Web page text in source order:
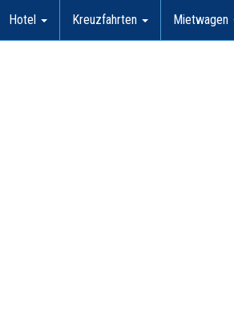
Hotel Kreuzfahrten Mietwagen